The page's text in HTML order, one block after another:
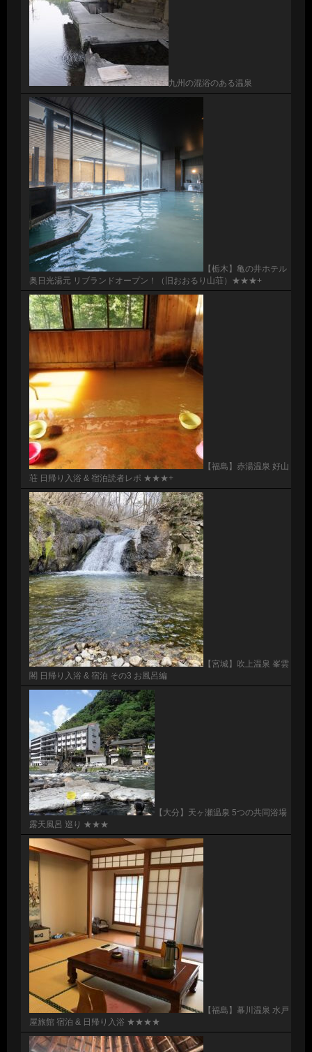
九州の混浴のある温泉
【栃木】亀の井ホテル
奥日光湯元 リブランドオープン！（旧おおるり山荘）★★★+
【福島】赤湯温泉 好山
荘 日帰り入浴 & 宿泊読者レポ ★★★+
【宮城】吹上温泉 峯雲
閣 日帰り入浴 & 宿泊 その3 お風呂編
【大分】天ヶ瀬温泉 5つの共同浴場
露天風呂 巡り ★★★
【福島】幕川温泉 水戸
屋旅館 宿泊 & 日帰り入浴 ★★★★